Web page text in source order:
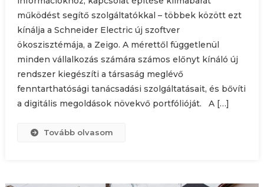
működést segítő szolgáltatókkal – többek között ezt
kínálja a Schneider Electric új szoftver
ökoszisztémája, a Zeigo. A mérettől függetlenül
minden vállalkozás számára számos előnyt kínáló új
rendszer kiegészíti a társaság meglévő
fenntarthatósági tanácsadási szolgáltatásait, és bővíti
a digitális megoldások növekvő portfólióját. A […]
Tovább olvasom